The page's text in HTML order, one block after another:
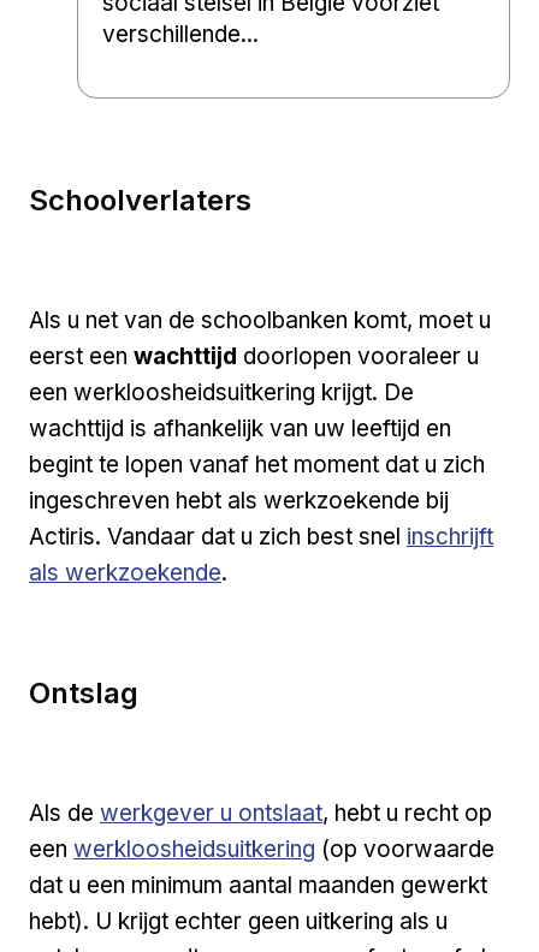
verschillende...
Schoolverlaters
Als u net van de schoolbanken komt, moet u
eerst een wachttijd doorlopen vooraleer u
een werkloosheidsuitkering krijgt. De
wachttijd is afhankelijk van uw leeftijd en
begint te lopen vanaf het moment dat u zich
ingeschreven hebt als werkzoekende bij
Actiris. Vandaar dat u zich best snel inschrijft
als werkzoekende.
Ontslag
Als de werkgever u ontslaat, hebt u recht op
een werkloosheidsuitkering (op voorwaarde
dat u een minimum aantal maanden gewerkt
hebt). U krijgt echter geen uitkering als u